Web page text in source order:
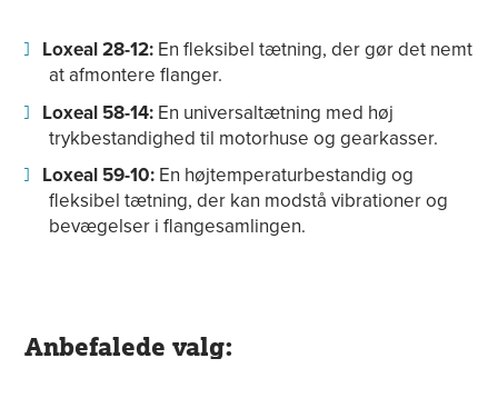
Loxeal 28-12:En fleksibel tætning, der gør det nemt
at afmontere flanger.
Loxeal 58-14:En universaltætning med høj
trykbestandighed til motorhuse og gearkasser.
Loxeal 59-10:En højtemperaturbestandig og
fleksibel tætning, der kan modstå vibrationer og
bevægelser i flangesamlingen.
Anbefalede valg: